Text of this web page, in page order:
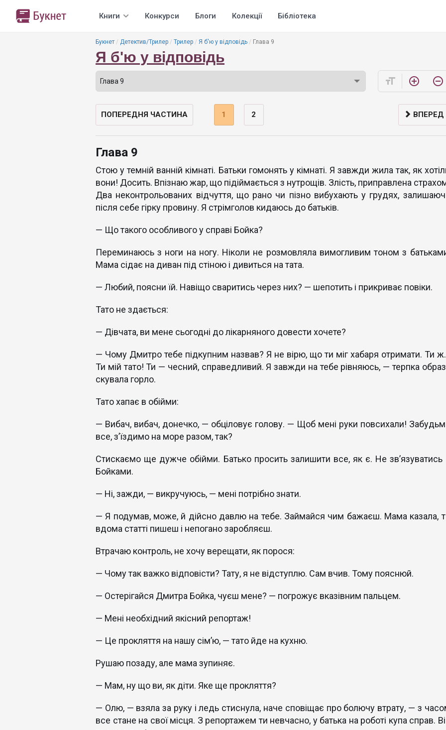
Книги Конкурси Блоги Колекції Бібліотека
Букнет Детектив/Трилер Трилер Я б'ю у відповідь Глава 9
Я б'ю у відповідь
format_size add_circle_outline remove_circle_outline
ПОПЕРЕДНЯ ЧАСТИНА 1 2 ВПЕРЕД
Глава 9
Стою у темній ванній кімнаті. Батьки гомонять у кімнаті. Я завжди жила так, як
вони! Досить. Впізнаю жар, що підіймається з нутрощів. Злість, приправлена
Два неконтрольованих відчуття, що рано чи пізно вибухають у грудях,
після себе гірку провину. Я стрімголов кидаюсь до батьків.
— Що такого особливого у справі Бойка?
Переминаюсь з ноги на ногу. Ніколи не розмовляла вимогливим тоном з
Мама сідає на диван під стіною і дивиться на тата.
— Любий, поясни їй. Навіщо сваритись через них? — шепотить і прикриває повіки.
Тато не здається:
— Дівчата, ви мене сьогодні до лікарняного довести хочете?
— Чому Дмитро тебе підкупним назвав? Я не вірю, що ти міг хабаря отримати. Ти
Ти мій тато! Ти — чесний, справедливий. Я завжди на тебе рівняюсь, — терпка
скувала горло.
Тато хапає в обійми:
— Вибач, вибач, донечко, — обціловує голову. — Щоб мені руки повсихали!
все, з’їздимо на море разом, так?
Стискаємо ще дужче обійми. Батько просить залишити все, як є. Не зв’язуватись
Бойками.
— Ні, зажди, — викручуюсь, — мені потрібно знати.
— Я подумав, може, й дійсно давлю на тебе. Займайся чим бажаєш. Мама казала,
вдома статті пишеш і непогано заробляєш.
Втрачаю контроль, не хочу верещати, як порося:
— Чому так важко відповісти? Тату, я не відступлю. Сам вчив. Тому пояснюй.
— Остерігайся Дмитра Бойка, чуєш мене? — погрожує вказівним пальцем.
— Мені необхідний якісний репортаж!
— Це прокляття на нашу сім’ю, — тато йде на кухню.
Рушаю позаду, але мама зупиняє.
— Мам, ну що ви, як діти. Яке ще прокляття?
— Олю, — взяла за руку і ледь стиснула, наче сповіщає про болючу втрату, — з
все стане на свої місця. З репортажем ти невчасно, у батька на роботі купа справ.